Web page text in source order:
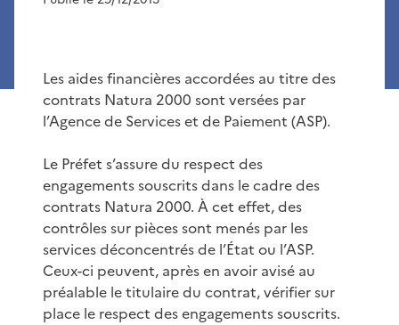
Les aides financières accordées au titre des
contrats Natura 2000 sont versées par
l’Agence de Services et de Paiement (ASP).
Le Préfet s’assure du respect des
engagements souscrits dans le cadre des
contrats Natura 2000. À cet effet, des
contrôles sur pièces sont menés par les
services déconcentrés de l’État ou l’ASP.
Ceux-ci peuvent, après en avoir avisé au
préalable le titulaire du contrat, vérifier sur
place le respect des engagements souscrits.